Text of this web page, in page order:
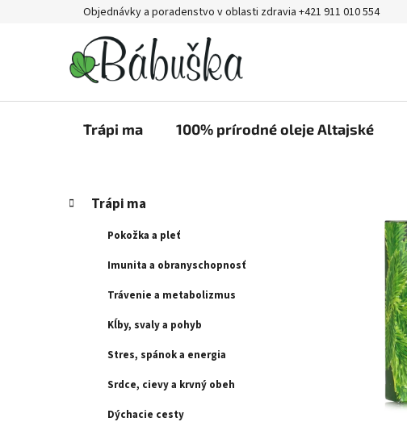
Objednávky a poradenstvo v oblasti zdravia +421 911 010 554
Trápi ma 100% prírodné oleje Altajské
B
Preskočiť
kategórie
K
a
Trápi ma
Pokožka a pleť
Imunita a obranyschopnosť
Trávenie a metabolizmus
Kĺby, svaly a pohyb
Stres, spánok a energia
Srdce, cievy a krvný obeh
Dýchacie cesty